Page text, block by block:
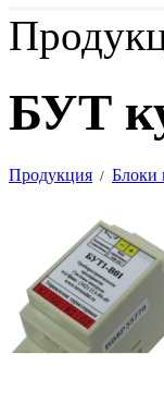
БУТ
Продукция / Блоки